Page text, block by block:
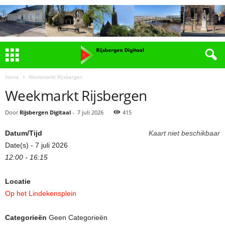
Home Weekmarkt Rijsbergen
Weekmarkt Rijsbergen
Door Rijsbergen Digitaal - 7 juli 2026 415
Kaart niet beschikbaar
Datum/Tijd
Date(s) - 7 juli 2026
12:00 - 16:15
Locatie
Op het Lindekensplein
Categorieën Geen Categorieën